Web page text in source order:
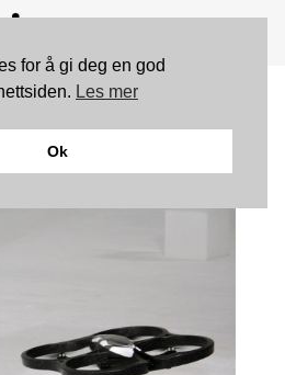
AR.Drone
for å gi deg en god
Les mer
Ok